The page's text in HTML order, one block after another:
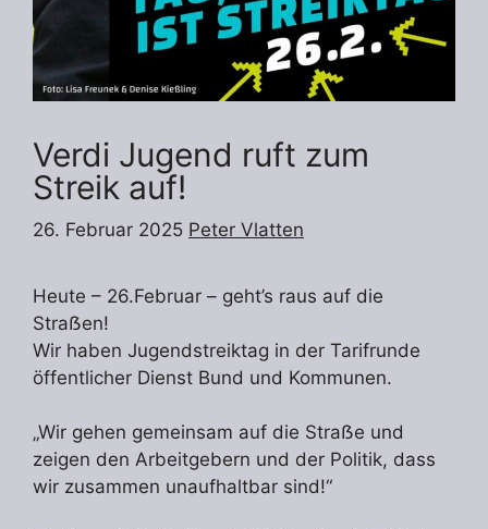
Verdi Jugend ruft zum
Streik auf!
26. Februar 2025 Peter Vlatten
Heute – 26.Februar – geht’s raus auf die
Straẞen!
Wir haben Jugendstreiktag in der Tarifrunde
öffentlicher Dienst Bund und Kommunen.
„Wir gehen gemeinsam auf die Straẞe und
zeigen den Arbeitgebern und der Politik, dass
wir zusammen unaufhaltbar sind!“